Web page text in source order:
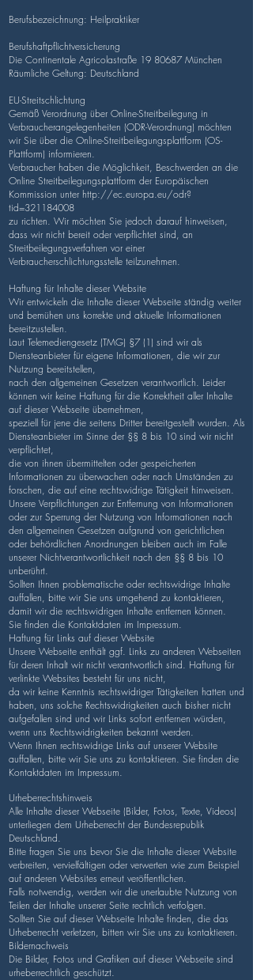
Berufsbezeichnung: Heilpraktiker
Berufshaftpflichtversicherung
Die Continentale Agricolastraße 19 80687 München
Räumliche Geltung: Deutschland
EU-Streitschlichtung
Gemäß Verordnung über Online-Streitbeilegung in
Verbraucherangelegenheiten (ODR-Verordnung) möchten
wir Sie über die Online-Streitbeilegungsplattform (OS-
Plattform) informieren.
Verbraucher haben die Möglichkeit, Beschwerden an die
Online Streitbeilegungsplattform der Europäischen
Kommission unter http://ec.europa.eu/odr?
tid=321184008
zu richten. Wir möchten Sie jedoch darauf hinweisen,
dass wir nicht bereit oder verpflichtet sind, an
Streitbeilegungsverfahren vor einer
Verbraucherschlichtungsstelle teilzunehmen.
Haftung für Inhalte dieser Website
Wir entwickeln die Inhalte dieser Webseite ständig weiter
und bemühen uns korrekte und aktuelle Informationen
bereitzustellen.
Laut Telemediengesetz (TMG) §7 (1) sind wir als
Diensteanbieter für eigene Informationen, die wir zur
Nutzung bereitstellen,
nach den allgemeinen Gesetzen verantwortlich. Leider
können wir keine Haftung für die Korrektheit aller Inhalte
auf dieser Webseite übernehmen,
speziell für jene die seitens Dritter bereitgestellt wurden. Als
Diensteanbieter im Sinne der §§ 8 bis 10 sind wir nicht
verpflichtet,
die von ihnen übermittelten oder gespeicherten
Informationen zu überwachen oder nach Umständen zu
forschen, die auf eine rechtswidrige Tätigkeit hinweisen.
Unsere Verpflichtungen zur Entfernung von Informationen
oder zur Sperrung der Nutzung von Informationen nach
den allgemeinen Gesetzen aufgrund von gerichtlichen
oder behördlichen Anordnungen bleiben auch im Falle
unserer Nichtverantwortlichkeit nach den §§ 8 bis 10
unberührt.
Sollten Ihnen problematische oder rechtswidrige Inhalte
auffallen, bitte wir Sie uns umgehend zu kontaktieren,
damit wir die rechtswidrigen Inhalte entfernen können.
Sie finden die Kontaktdaten im Impressum.
Haftung für Links auf dieser Website
Unsere Webseite enthält ggf. Links zu anderen Webseiten
für deren Inhalt wir nicht verantwortlich sind. Haftung für
verlinkte Websites besteht für uns nicht,
da wir keine Kenntnis rechtswidriger Tätigkeiten hatten und
haben, uns solche Rechtswidrigkeiten auch bisher nicht
aufgefallen sind und wir Links sofort entfernen würden,
wenn uns Rechtswidrigkeiten bekannt werden.
Wenn Ihnen rechtswidrige Links auf unserer Website
auffallen, bitte wir Sie uns zu kontaktieren. Sie finden die
Kontaktdaten im Impressum.
Urheberrechtshinweis
Alle Inhalte dieser Webseite (Bilder, Fotos, Texte, Videos)
unterliegen dem Urheberrecht der Bundesrepublik
Deutschland.
Bitte fragen Sie uns bevor Sie die Inhalte dieser Website
verbreiten, vervielfältigen oder verwerten wie zum Beispiel
auf anderen Websites erneut veröffentlichen.
Falls notwendig, werden wir die unerlaubte Nutzung von
Teilen der Inhalte unserer Seite rechtlich verfolgen.
Sollten Sie auf dieser Webseite Inhalte finden, die das
Urheberrecht verletzen, bitten wir Sie uns zu kontaktieren.
Bildernachweis
Die Bilder, Fotos und Grafiken auf dieser Webseite sind
urheberrechtlich geschützt.